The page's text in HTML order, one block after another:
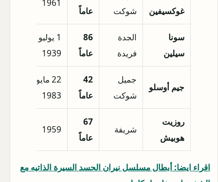
غوكسيفين
شوكت
عاماً
1961
سونا
سيلين
الجدة
فريدة
86
عاماً
1 يوليو
1939
جيم أوسلو
جميل
شوكت
42
عاماً
22 مايو
1983
روزيت
هوبيش
شريفة
67
عاماً
1959
اقراء ايضا: أبطال مسلسل نيران الحسد السيرة الذاتيه مع